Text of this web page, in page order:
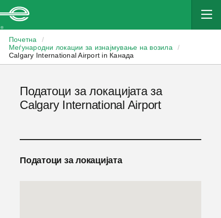
Почетна
/
Меѓународни локации за изнајмување на возила
/
Calgary International Airport in Канада
Податоци за локацијата за
Calgary International Airport
Податоци за локацијата